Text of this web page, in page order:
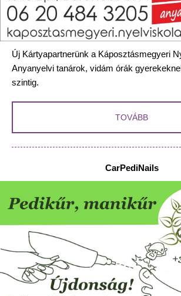
Új Kártyapartnerünk a Káposztásmegyeri
Anyanyelvi tanárok, vidám órák
szintig.
TOVÁBB
CarPediNails